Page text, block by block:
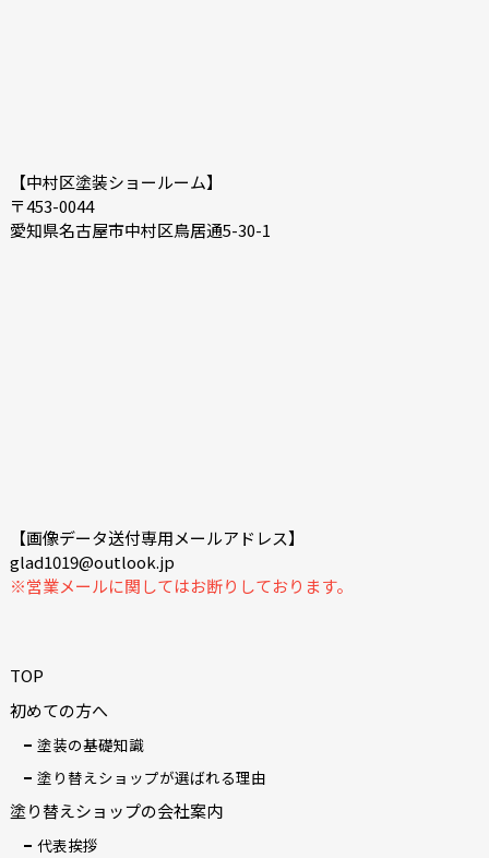
【中村区塗装ショールーム】
〒453-0044
愛知県名古屋市中村区鳥居通5-30-1
【画像データ送付専用メールアドレス】
glad1019@outlook.jp
※営業メールに関してはお断りしております。
TOP
初めての方へ
塗装の基礎知識
塗り替えショップが選ばれる理由
塗り替えショップの会社案内
代表挨拶